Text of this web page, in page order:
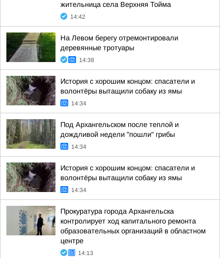
жительница села Верхняя Тойма
14:42
На Левом берегу отремонтировали
деревянные тротуары
14:38
История с хорошим концом: спасатели и
волонтёры вытащили собаку из ямы
14:34
Под Архангельском после теплой и
дождливой недели "пошли" грибы
14:34
История с хорошим концом: спасатели и
волонтёры вытащили собаку из ямы
14:34
Прокуратура города Архангельска
контролирует ход капитального ремонта
образовательных организаций в областном
центре
14:13